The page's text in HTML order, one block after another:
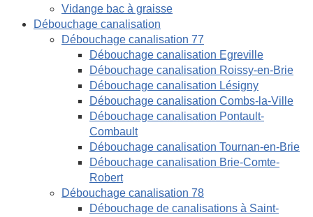
Vidange bac à graisse
Débouchage canalisation
Débouchage canalisation 77
Débouchage canalisation Egreville
Débouchage canalisation Roissy-en-Brie
Débouchage canalisation Lésigny
Débouchage canalisation Combs-la-Ville
Débouchage canalisation Pontault-
Combault
Débouchage canalisation Tournan-en-Brie
Débouchage canalisation Brie-Comte-
Robert
Débouchage canalisation 78
Débouchage de canalisations à Saint-